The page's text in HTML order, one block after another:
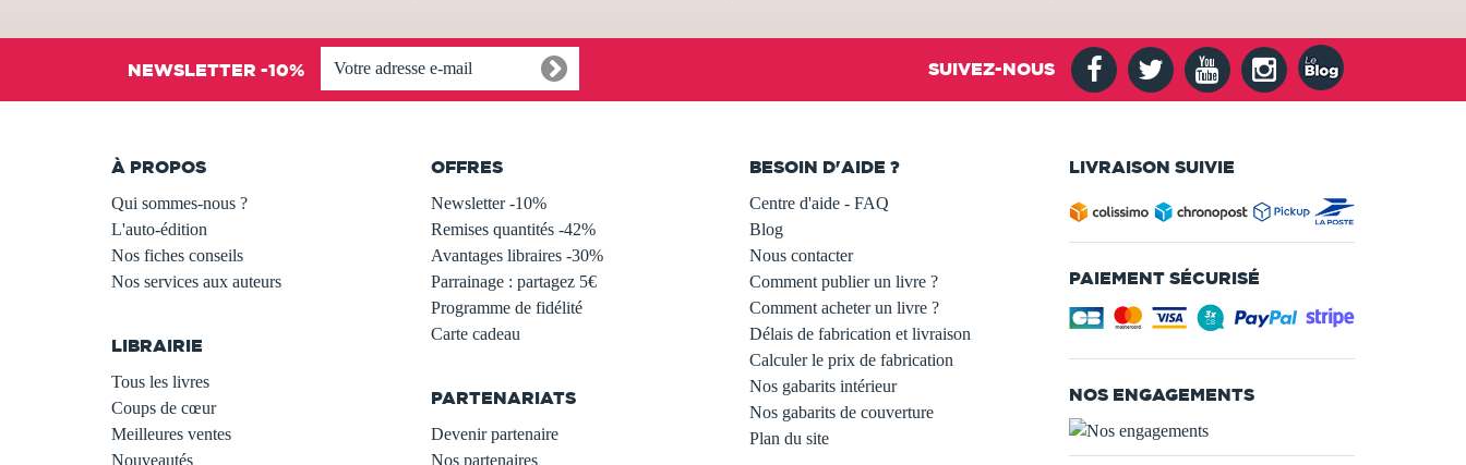
NEWSLETTER -10% SUIVEZ-NOUS
À PROPOS
Qui sommes-nous ?
L'auto-édition
Nos fiches conseils
Nos services aux auteurs
LIBRAIRIE
Tous les livres
Coups de cœur
Meilleures ventes
Nouveautés
OFFRES
Newsletter -10%
Remises quantités -42%
Avantages libraires -30%
Parrainage : partagez 5€
Programme de fidélité
Carte cadeau
PARTENARIATS
Devenir partenaire
Nos partenaires
BESOIN D'AIDE ?
Centre d'aide - FAQ
Blog
Nous contacter
Comment publier un livre ?
Comment acheter un livre ?
Délais de fabrication et livraison
Calculer le prix de fabrication
Nos gabarits intérieur
Nos gabarits de couverture
Plan du site
LIVRAISON SUIVIE
PAIEMENT SÉCURISÉ
NOS ENGAGEMENTS